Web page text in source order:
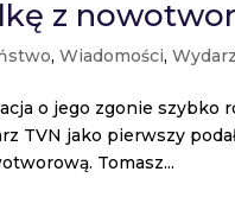
z
,Wiadomości,
o jego zgonie szybko
TVN jako pierwszy
Tomasz...